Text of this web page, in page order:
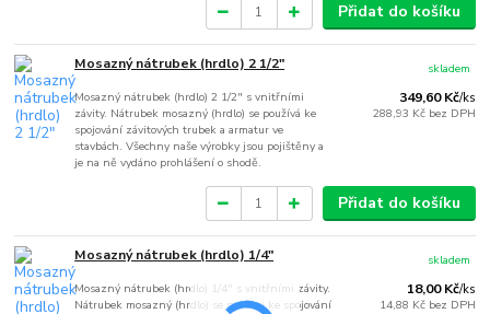
Přidat do košíku
Mosazný nátrubek (hrdlo) 2 1/2"
Mosazný nátrubek (hrdlo) 2 1/2" s vnitřními
závity. Nátrubek mosazný (hrdlo) se používá ke
spojování závitových trubek a armatur ve
stavbách. Všechny naše výrobky jsou pojištěny a
je na ně vydáno prohlášení o shodě.
349,60 Kč/ks
288,93 Kč bez DPH
skladem
Přidat do košíku
Mosazný nátrubek (hrdlo) 1/4"
Mosazný nátrubek (hrdlo) 1/4" s vnitřními závity.
Nátrubek mosazný (hrdlo) se používá ke spojování
18,00 Kč/ks
14,88 Kč bez DPH
skladem